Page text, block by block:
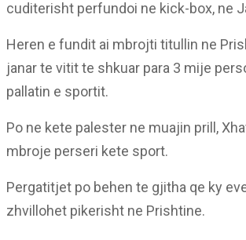
cuditerisht perfundoi ne kick-box, ne
Heren e fundit ai mbrojti titullin ne
janar te vitit te shkuar para 3 mije
pallatin e sportit.
Po ne kete palester ne muajin prill,
mbroje perseri kete sport.
Pergatitjet po behen te gjitha qe ky
zhvillohet pikerisht ne Prishtine.